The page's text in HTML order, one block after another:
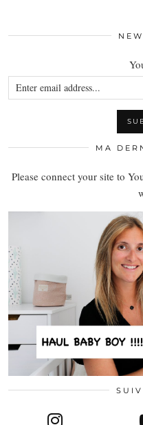
MA
Please connect your site to